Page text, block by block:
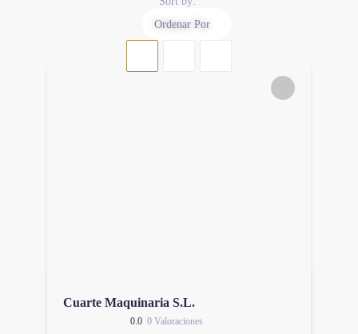
Ordenar Por
Cuarte Maquinaria S.L.
0.0 0 Valoraciones